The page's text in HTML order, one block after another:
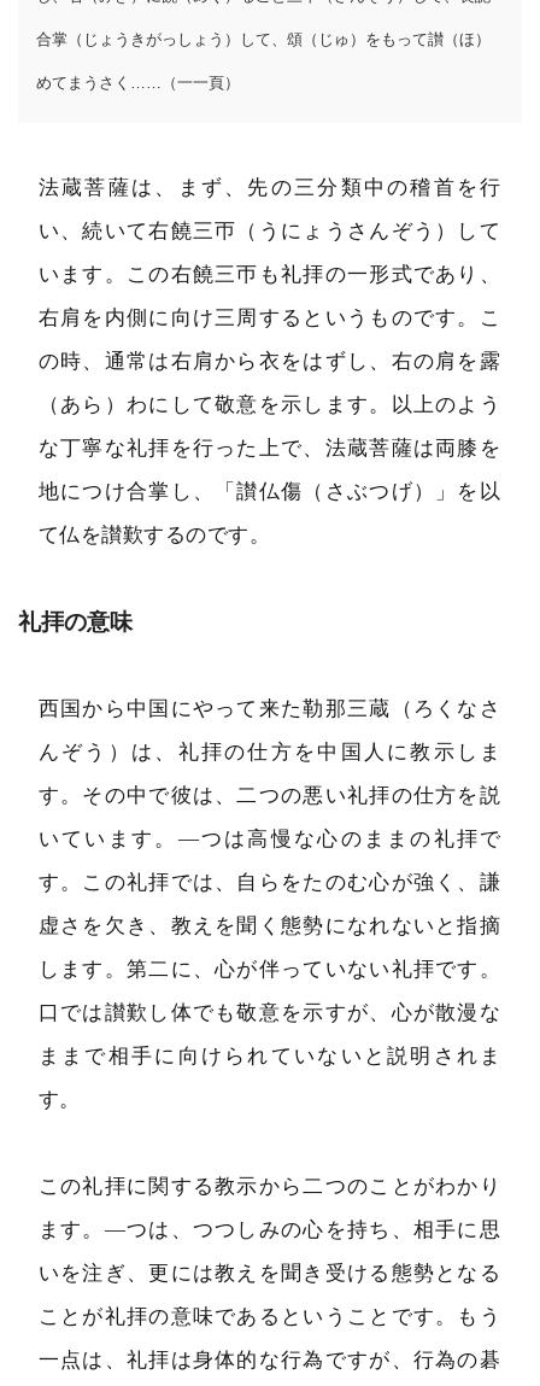
合掌（じょうきがっしょう）して、頌（じゅ）をもって讃（ほ）
めてまうさく……（一一頁）
法蔵菩薩は、まず、先の三分類中の稽首を行
い、続いて右饒三帀（うにょうさんぞう）して
います。この右饒三帀も礼拝の一形式であり、
右肩を内側に向け三周するというものです。こ
の時、通常は右肩から衣をはずし、右の肩を露
（あら）わにして敬意を示します。以上のよう
な丁寧な礼拝を行った上で、法蔵菩薩は両膝を
地につけ合掌し、「讃仏傷（さぶつげ）」を以
て仏を讃歎するのです。
礼拝の意味
西国から中国にやって来た勒那三蔵（ろくなさ
んぞう）は、礼拝の仕方を中国人に教示しま
す。その中で彼は、二つの悪い礼拝の仕方を説
いています。―つは高慢な心のままの礼拝で
す。この礼拝では、自らをたのむ心が強く、謙
虚さを欠き、教えを聞く態勢になれないと指摘
します。第二に、心が伴っていない礼拝です。
口では讃歎し体でも敬意を示すが、心が散漫な
ままで相手に向けられていないと説明されま
す。
この礼拝に関する教示から二つのことがわかり
ます。―つは、つつしみの心を持ち、相手に思
いを注ぎ、更には教えを聞き受ける態勢となる
ことが礼拝の意味であるということです。もう
一点は、礼拝は身体的な行為ですが、行為の碁